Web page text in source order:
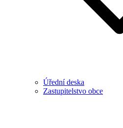
Úřední deska
Zastupitelstvo obce